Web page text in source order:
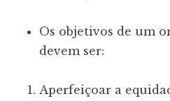
Os objetivos de um
devem ser:
Aperfeiçoar a